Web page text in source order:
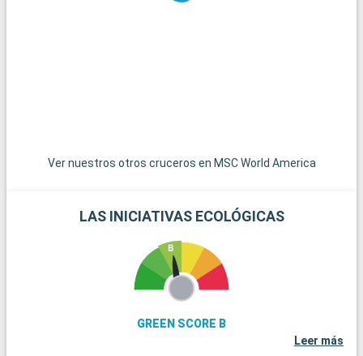
Unidos, es accesible por una carretera panorámica y ofrece
Ver nuestros otros cruceros en MSC World America
LAS INICIATIVAS ECOLÓGICAS
GREEN SCORE B
Leer más